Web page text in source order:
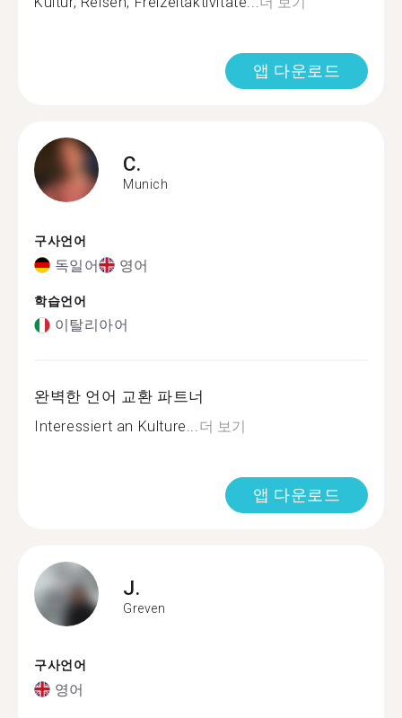
앱 다운로드
C.
Munich
구사언어
독일어 영어
학습언어
이탈리아어
완벽한 언어 교환 파트너
Interessiert an Kulture...더 보기
앱 다운로드
J.
Greven
구사언어
영어